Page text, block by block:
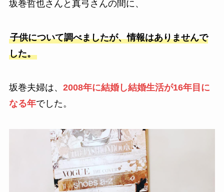
坂巻哲也さんと真弓さんの間に、
子供について調べましたが、情報はありませんで
した。
坂巻夫婦は、 2008年に結婚し結婚生活が16年目に
なる年でした。